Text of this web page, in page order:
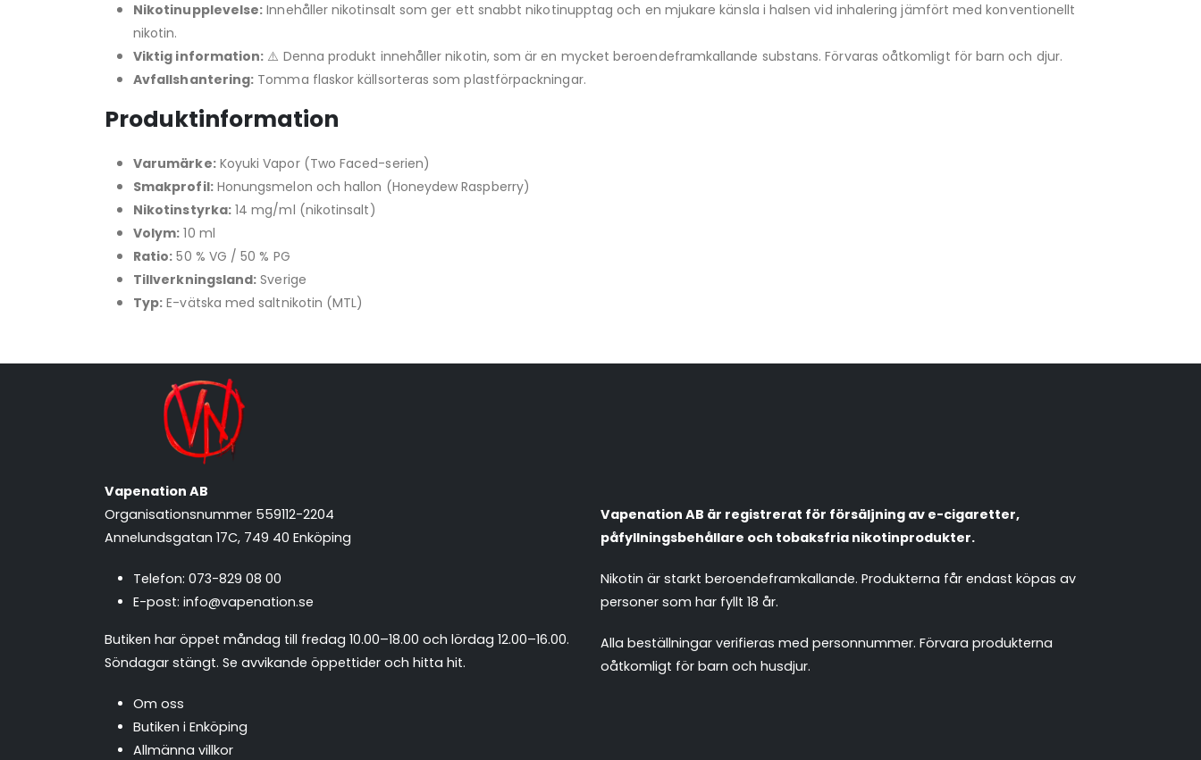
Nikotinupplevelse: Innehåller nikotinsalt som ger ett snabbt nikotinupptag och en mjukare känsla i halsen vid inhalering jämfört med konventionellt
nikotin.
Viktig information: ⚠️ Denna produkt innehåller nikotin, som är en mycket beroendeframkallande substans. Förvaras oåtkomligt för barn och djur.
Avfallshantering: Tomma flaskor källsorteras som plastförpackningar.
Produktinformation
Varumärke:Koyuki Vapor (Two Faced-serien)
Smakprofil:Honungsmelon och hallon (Honeydew Raspberry)
Nikotinstyrka:14 mg/ml (nikotinsalt)
Volym: 10 ml
Ratio: 50 % VG / 50 % PG
Tillverkningsland: Sverige
Typ: E-vätska med saltnikotin (MTL)
Vapenation AB
Organisationsnummer 559112-2204
Annelundsgatan 17C, 749 40 Enköping
Telefon: 073-829 08 00
E-post: info@vapenation.se
Butiken har öppet måndag till fredag 10.00–18.00 och lördag 12.00–16.00.
Söndagar stängt. Se avvikande öppettider och hitta hit.
Om oss
Butiken i Enköping
Allmänna villkor
Vapenation AB är registrerat för försäljning av e-cigaretter,
påfyllningsbehållare och tobaksfria nikotinprodukter.
Nikotin är starkt beroendeframkallande. Produkterna får endast köpas av
personer som har fyllt 18 år.
Alla beställningar verifieras med personnummer. Förvara produkterna
oåtkomligt för barn och husdjur.
Vitsnus Leverans & frakt